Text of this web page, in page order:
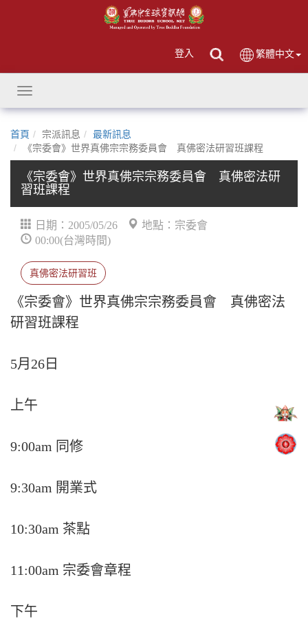
登入 繁體中文
Toggle
navigation
首頁 宗派訊息
最新訊息
《宗委會》世界真佛宗宗務委員會 真佛密法研習班課程
《宗委會》世界真佛宗宗務委員會 真佛密法研
習班課程
日期：2005/05/26
地點：宗委會
00:00(台灣時間)
真佛密法研習班
《宗委會》世界真佛宗宗務委員會 真佛密法
研習班課程
5月26日
上午
9:00am 同修
9:30am 開業式
10:30am 茶點
11:00am 宗委會章程
下午